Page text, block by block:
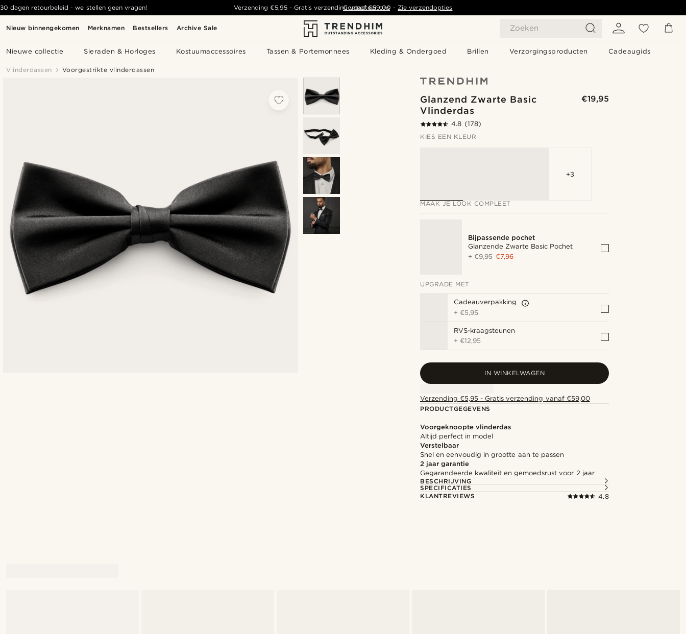
Nieuw binnengekomen Merknamen Bestsellers Archive Sale Zoeken
Nieuwe collectie Sieraden & Horloges Kostuumaccessoires Tassen & Portemonnees Kleding & Ondergoed Brillen Verzorgingsproducten Cadeaugids
30 dagen retourbeleid - we stellen geen vragen! Verzending €5,95- Gratis verzending vanaf€59,00 -Zie verzendopties
Contacteer ons
Vlinderdassen Voorgestrikte vlinderdassen
Glanzend Zwarte Basic
Vlinderdas
€19,95
4.8 (178)
KIES EEN KLEUR
+3
MAAK JE LOOK COMPLEET
Bijpassende pochet
Glanzende Zwarte Basic Pochet
+€9,95 €7,96
UPGRADE MET
Cadeauverpakking
+€5,95
RVS-kraagsteunen
+€12,95
IN WINKELWAGEN
Verzending €5,95 - Gratis verzending vanaf €59,00
PRODUCTGEGEVENS
Voorgeknoopte vlinderdas
Altijd perfect in model
Verstelbaar
Snel en eenvoudig in grootte aan te passen
2 jaar garantie
Gegarandeerde kwaliteit en gemoedsrust voor 2 jaar
BESCHRIJVING
SPECIFICATIES
KLANTREVIEWS
4.8